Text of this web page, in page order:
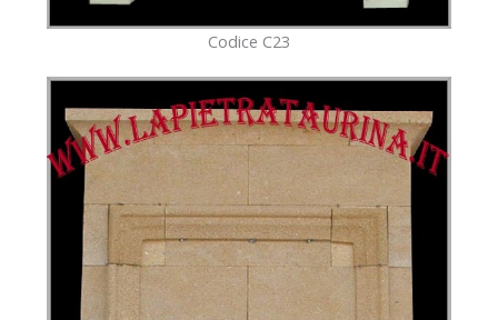
Codice C23